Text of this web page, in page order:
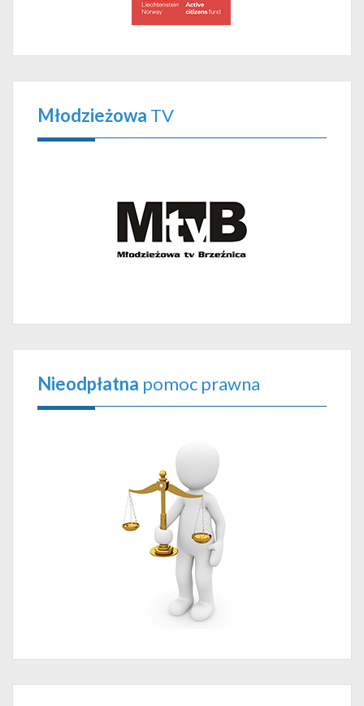
Młodzieżowa TV
Nieodpłatna pomoc prawna